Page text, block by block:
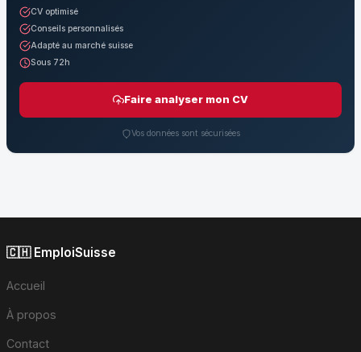
CV optimisé
Conseils personnalisés
Adapté au marché suisse
Sous 72h
Faire analyser mon CV
Vos données sont sécurisées
🇨🇭 EmploiSuisse
Accueil
À propos
Contact